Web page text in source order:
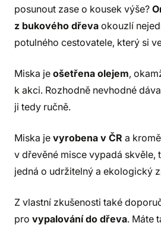
posunout zase o kousek výše?
z bukového dřeva okouzlí
potulného cestovatele, který si
Miska je ošetřena olejem,
k akci. Rozhodně nevhodné
ji tedy ručně.
Miska je vyrobena v ČR a
v dřevěné misce vypadá skvěle,
jedná o udržitelný a ekologický
Z vlastní zkušenosti také
pro vypalování do dřeva. Máte